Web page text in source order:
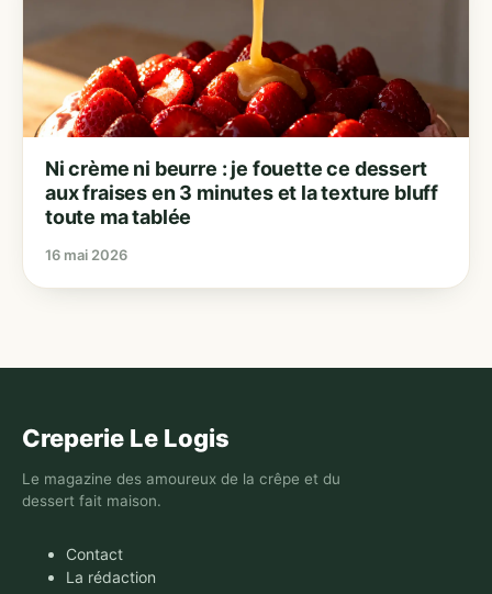
Ni crème ni beurre : je fouette ce dessert
aux fraises en 3 minutes et la texture bluff
toute ma tablée
16 mai 2026
Creperie Le Logis
Le magazine des amoureux de la crêpe et du
dessert fait maison.
Contact
La rédaction